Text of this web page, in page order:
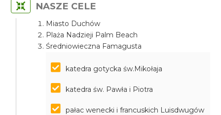
NASZE CELE
Miasto Duchów
Plaża Nadzieji Palm Beach
Średniowieczna Famagusta
katedra gotycka św.Mikołaja
katedra św. Pawła i Piotra
pałac wenecki i francuskich Luisdwugów